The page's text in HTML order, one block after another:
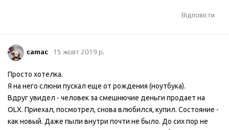
Відповісти
camac 15 жовт 2019 р.
Просто хотелка.
Я на него слюни пускал еще от рождения (ноутбука).
Вдруг увидел - человек за смешнючие деньги продает на
OLX. Приехал, посмотрел, снова влюбился, купил. Состояние -
как новый. Даже пыли внутри почти не было. До сих пор не